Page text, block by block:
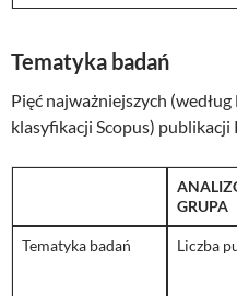
Tematyka badań
Pięć najważniejszych
klasyfikacji Scopus)
GRUPA
Tematyka badań Liczba